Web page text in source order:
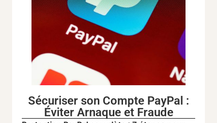
Sécuriser son Compte PayPal :
Éviter Arnaque et Fraude